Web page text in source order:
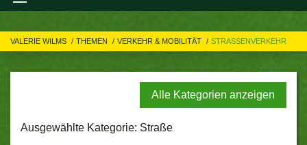
VALERIE WILMS THEMEN VERKEHR & MOBILITÄT STRASSENVERKEHR
Alle Kategorien anzeigen
Ausgewählte Kategorie: Straße